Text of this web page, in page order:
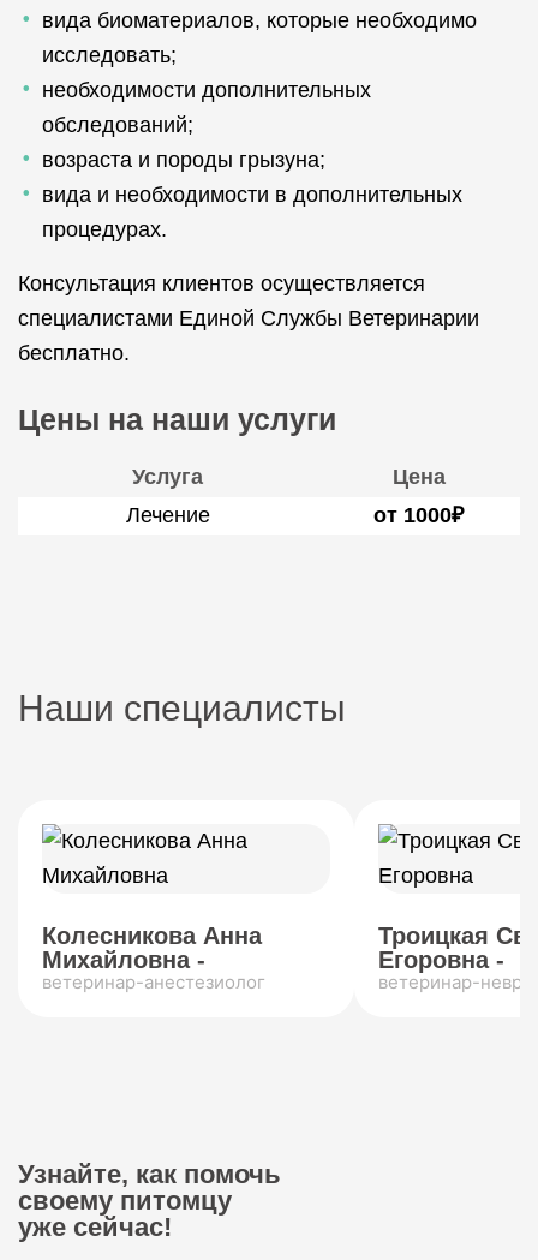
вида биоматериалов, которые необходимо
исследовать;
необходимости дополнительных
обследований;
возраста и породы грызуна;
вида и необходимости в дополнительных
процедурах.
Консультация клиентов осуществляется
специалистами Единой Службы Ветеринарии
бесплатно.
Цены на наши услуги
Услуга
Цена
Лечение
от 1000₽
Наши специалисты
Колесникова Анна
Михайловна -
ветеринар-анестезиолог
Троицкая
Егоровна -
ветеринар-
Узнайте, как помочь
своему питомцу
уже сейчас!